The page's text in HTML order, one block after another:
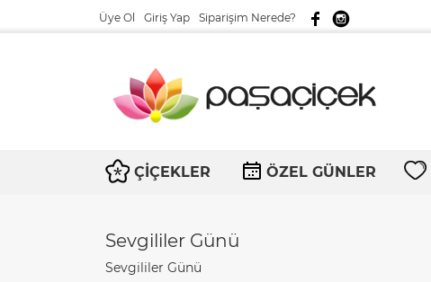
Üye Ol Giriş Yap Siparişim Nerede?
ÇİÇEKLER ÖZEL GÜNLER
Sevgililer Günü
Sevgililer Günü